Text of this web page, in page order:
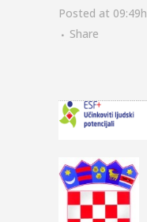
Posted at 09:49h
Share